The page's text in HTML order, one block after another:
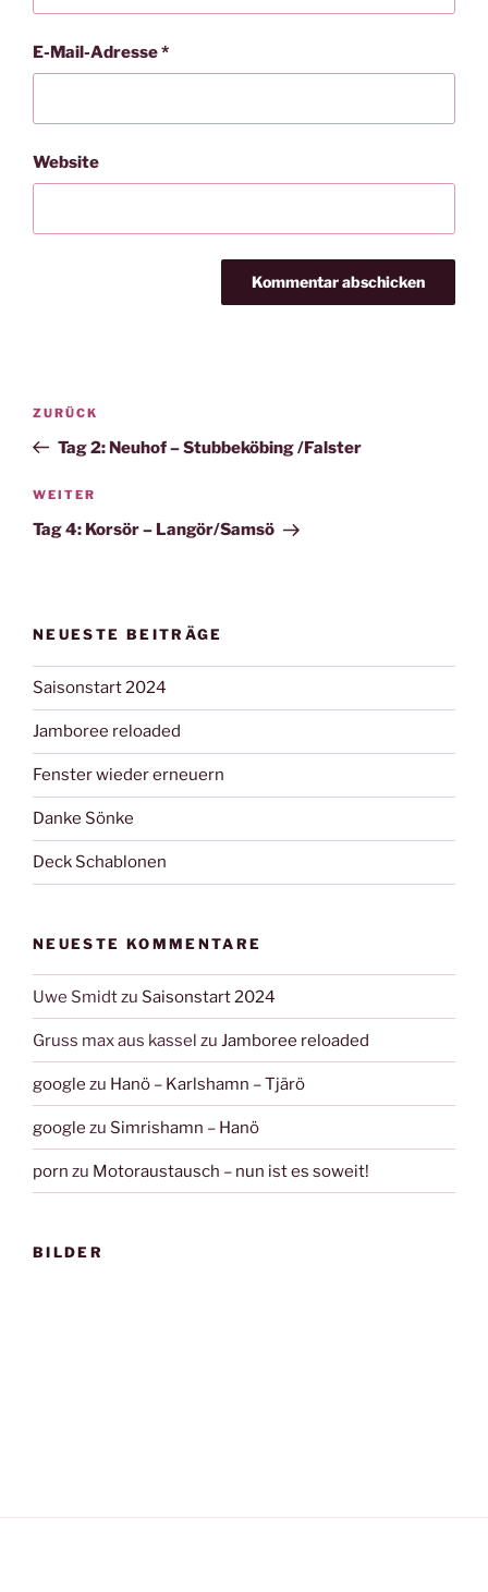
E-Mail-Adresse*
Website
Beitragsnavigation
Vorheriger
Beitrag
ZURÜCK
Tag 2: Neuhof – Stubbeköbing /Falster
Nächster
Beitrag
WEITER
Tag 4: Korsör – Langör/Samsö
NEUESTE BEITRÄGE
Saisonstart 2024
Jamboree reloaded
Fenster wieder erneuern
Danke Sönke
Deck Schablonen
NEUESTE KOMMENTARE
Uwe Smidtzu Saisonstart 2024
Gruss max aus kassel zu Jamboree reloaded
google zu Hanö – Karlshamn – Tjärö
google zu Simrishamn – Hanö
porn zu Motoraustausch – nun ist es soweit!
BILDER